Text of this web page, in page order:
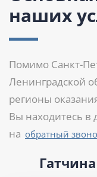
наших
Помимо Санкт-
Ленинградской
регионы
Вы находитесь в
на обратный
Гатчина